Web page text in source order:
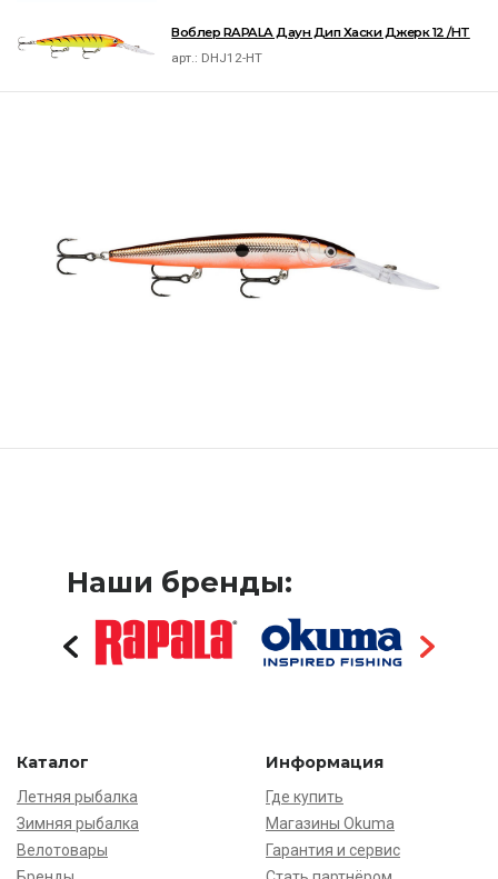
Воблер RAPALA Даун Дип Хаски Джерк 12 /HT
арт.: DHJ12-HT
Наши бренды:
Каталог
Летняя рыбалка
Зимняя рыбалка
Велотовары
Информация
Где купить
Магазины Okuma
Гарантия и сервис